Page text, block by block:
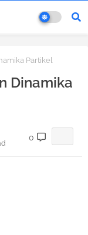
Partikel
Dinamika
0